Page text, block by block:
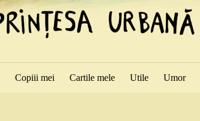
Copiii mei Cartile mele Utile Umor